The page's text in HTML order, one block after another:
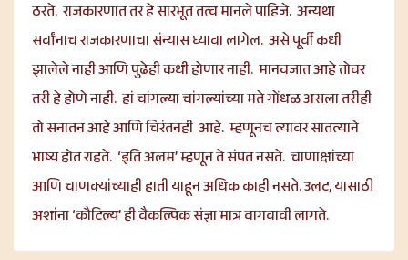
ठरते. राजकारणात तर हे सारभूत तत्व मानले पाहिजे. अन्यथा
सर्वांनाच राजकारणाचा संन्यास घ्यावा लागेल. असे पूर्वी कधी
झालेले नाही आणि पुढेही कधी होणार नाही. मानवजात आहे तोवर
तरी हे होणे नाही. हां चांगल्या चांगल्यांच्या मते गोंधळ असला तरीही
तो सनातन आहे आणि चिरंतनही आहे. म्हणूनच त्यावर सातत्याने
भाष्य होत राहते. ‘इति अलम’ म्हणून ते संपत नसते. चाणाक्षांच्या
आणि चाणक्यांच्याही हाती याहून अधिक काही नसते. उलट, यासाठी
अशांना ‘कौटिल्य’ ही वैकल्पिक संज्ञा मात्र वागवावी लागते.